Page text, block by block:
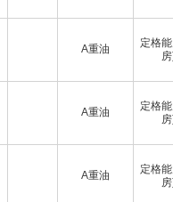
A重油
定格
A重油
定格
A重油
定格